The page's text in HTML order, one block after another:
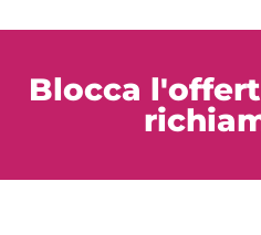
Blocca